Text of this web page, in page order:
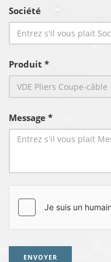
Société
Produit *
Message *
ENVOYER